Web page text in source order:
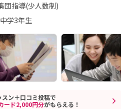
団指導(少人数制)
学3年生
スン＋口コミ投稿で
ード2,000円分がもらえる！